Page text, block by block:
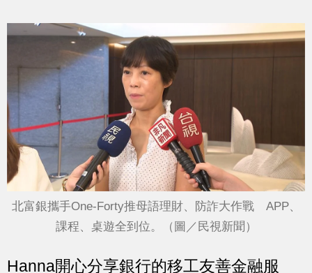
北富銀攜手One-Forty推母語理財、防詐大作戰 APP、
課程、桌遊全到位。（圖／民視新聞）
Hanna開心分享銀行的移工友善金融服